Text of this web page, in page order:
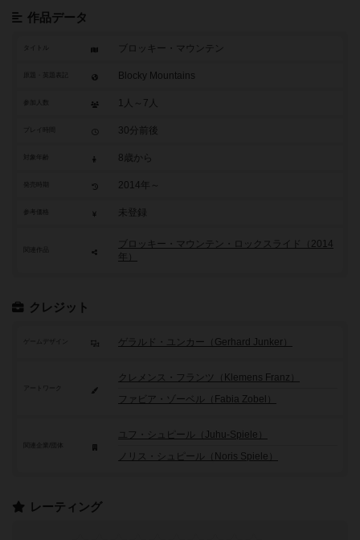
作品データ
タイトル ブロッキー・マウンテン
Blocky Mountains
参加人数 1人～7人
30分前後
8歳から
2014年～
参考価格 未登録
関連作品
ブロッキー・マウンテン・ロックスライド（2014
年）
クレジット
ゲームデザイン ゲラルド・ユンカー（Gerhard Junker）
アートワーク
クレメンス・フランツ（Klemens Franz）
ファビア・ゾーベル（Fabia Zobel）
ユフ・シュピール（Juhu-Spiele）
ノリス・シュピール（Noris Spiele）
レーティング